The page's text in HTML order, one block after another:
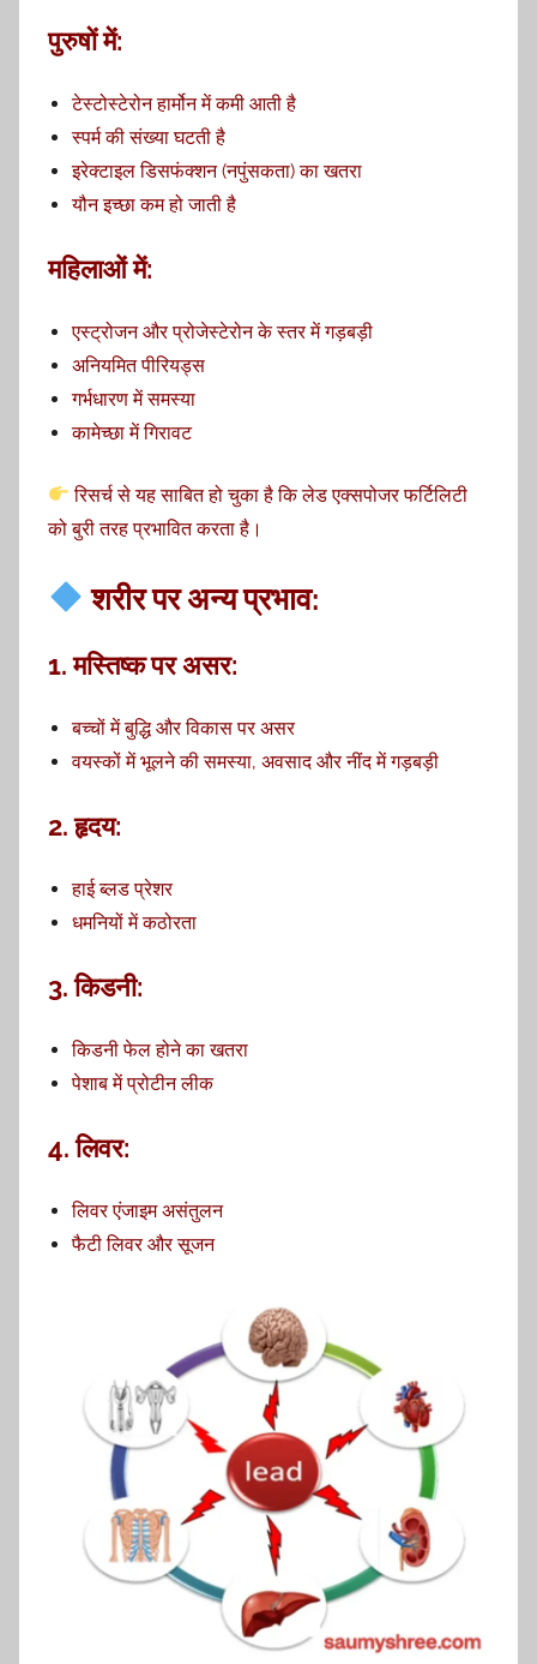
पुरुषों में:
टेस्टोस्टेरोन हार्मोन में कमी आती है
स्पर्म की संख्या घटती है
इरेक्टाइल डिसफंक्शन (नपुंसकता) का खतरा
यौन इच्छा कम हो जाती है
महिलाओं में:
एस्ट्रोजन और प्रोजेस्टेरोन के स्तर में गड़बड़ी
अनियमित पीरियड्स
गर्भधारण में समस्या
कामेच्छा में गिरावट
रिसर्च से यह साबित हो चुका है कि लेड एक्सपोजर फर्टिलिटी
को बुरी तरह प्रभावित करता है।
शरीर पर अन्य प्रभाव:
1. मस्तिष्क पर असर:
बच्चों में बुद्धि और विकास पर असर
वयस्कों में भूलने की समस्या, अवसाद और नींद में गड़बड़ी
2. हृदय:
हाई ब्लड प्रेशर
धमनियों में कठोरता
3. किडनी:
किडनी फेल होने का खतरा
पेशाब में प्रोटीन लीक
4. लिवर:
लिवर एंजाइम असंतुलन
फैटी लिवर और सूजन